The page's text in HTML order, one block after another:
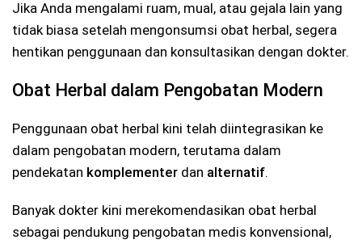
Jika Anda mengalami ruam, mual, atau gejala lain yang
tidak biasa setelah mengonsumsi obat herbal, segera
hentikan penggunaan dan konsultasikan dengan dokter.
Obat Herbal dalam Pengobatan Modern
Penggunaan obat herbal kini telah diintegrasikan ke
dalam pengobatan modern, terutama dalam
pendekatan komplementer dan alternatif.
Banyak dokter kini merekomendasikan obat herbal
sebagai pendukung pengobatan medis konvensional,